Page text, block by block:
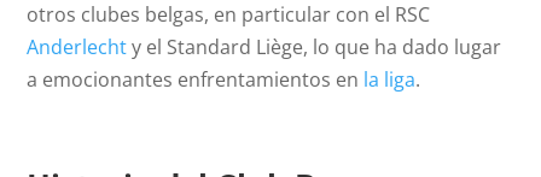
otros clubes belgas, en particular con el RSC
Anderlechty el Standard Liège, lo que ha dado lugar
a emocionantes enfrentamientos en la liga.